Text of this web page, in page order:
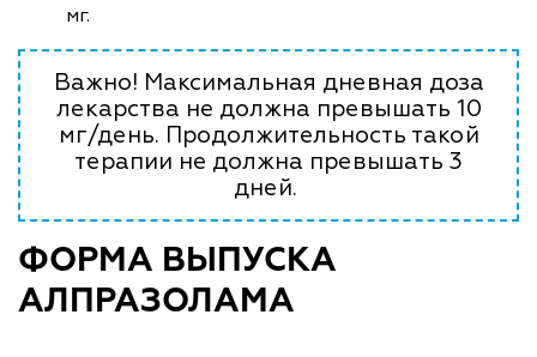
мг.
Важно! Максимальная дневная доза
лекарства не должна превышать 10
мг/день. Продолжительность такой
терапии не должна превышать 3
дней.
ФОРМА ВЫПУСКА
АЛПРАЗОЛАМА